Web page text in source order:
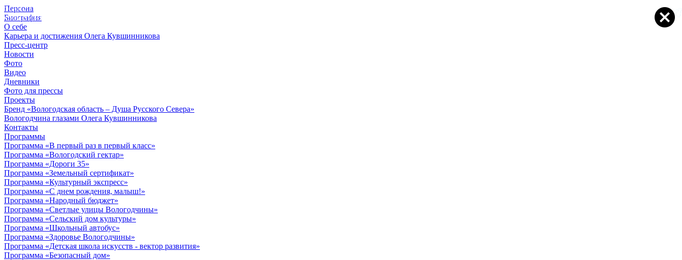
Персона
Биография
О себе
Карьера и достижения Олега Кувшинникова
Пресс-центр
Новости
Фото
Видео
Дневники
Фото для прессы
Проекты
Бренд «Вологодская область – Душа Русского Севера»
Вологодчина глазами Олега Кувшинникова
Контакты
Программы
Программа «В первый раз в первый класс»
Программа «Вологодский гектар»
Программа «Дороги 35»
Программа «Земельный сертификат»
Программа «Культурный экспресс»
Программа «С днем рождения, малыш!»
Программа «Народный бюджет»
Программа «Светлые улицы Вологодчины»
Программа «Сельский дом культуры»
Программа «Школьный автобус»
Программа «Здоровье Вологодчины»
Программа «Детская школа искусств - вектор развития»
Программа «Безопасный дом»
© 2012 - 2023,
КУВШИННИКОВ О.А.